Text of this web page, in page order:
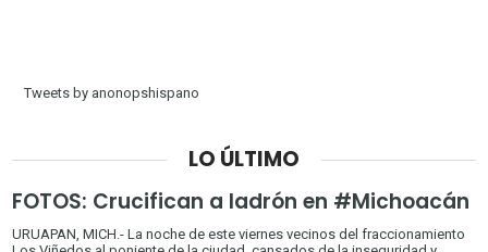
Tweets by anonopshispano
LO ÚLTIMO
FOTOS: Crucifican a ladrón en #Michoacán
URUAPAN, MICH.- La noche de este viernes vecinos del fraccionamiento